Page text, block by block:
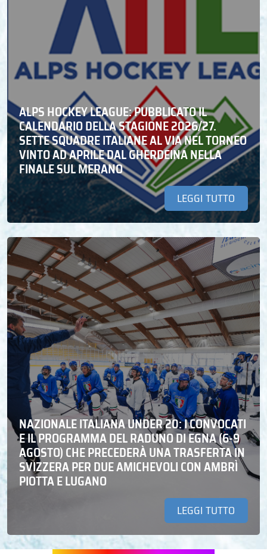
ALPS HOCKEY LEAGUE: PUBBLICATO IL
CALENDARIO DELLA STAGIONE 2026/27.
SETTE SQUADRE ITALIANE AL VIA NEL TORNEO
VINTO AD APRILE DAL GHERDEINA NELLA
FINALE SUL MERANO
LEGGI TUTTO
NAZIONALE ITALIANA UNDER 20: I CONVOCATI
E IL PROGRAMMA DEL RADUNO DI EGNA (6-9
AGOSTO) CHE PRECEDERÀ UNA TRASFERTA IN
SVIZZERA PER DUE AMICHEVOLI CON AMBRÌ
PIOTTA E LUGANO
LEGGI TUTTO